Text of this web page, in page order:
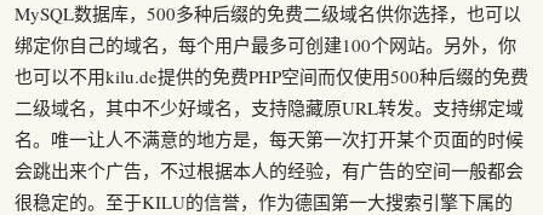
MySQL数据库，500多种后缀的免费二级域名供你选择，也可以
绑定你自己的域名，每个用户最多可创建100个网站。另外，你
也可以不用kilu.de提供的免费PHP空间而仅使用500种后缀的免费
二级域名，其中不少好域名，支持隐藏原URL转发。支持绑定域
名。唯一让人不满意的地方是，每天第一次打开某个页面的时候
会跳出来个广告，不过根据本人的经验，有广告的空间一般都会
很稳定的。至于KILU的信誉，作为德国第一大搜索引擎下属的